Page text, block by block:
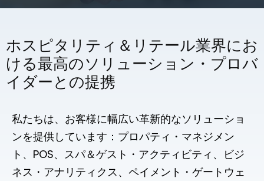
ホスピタリティ＆リテール業界にお
ける最高のソリューション・プロバ
イダーとの提携
私たちは、お客様に幅広い革新的なソリューショ
ンを提供しています：プロパティ・マネジメン
ト、POS、スパ＆ゲスト・アクティビティ、ビジ
ネス・アナリティクス、ペイメント・ゲートウェ